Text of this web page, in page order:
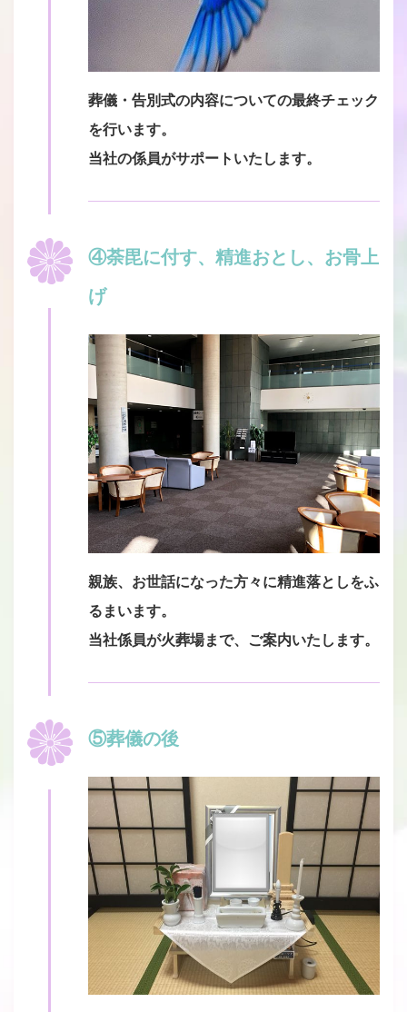
葬儀・告別式の内容についての最終チェック
を行います。
当社の係員がサポートいたします。
④荼毘に付す、精進おとし、お骨上
げ
親族、お世話になった方々に精進落としをふ
るまいます。
当社係員が火葬場まで、ご案内いたします。
⑤葬儀の後